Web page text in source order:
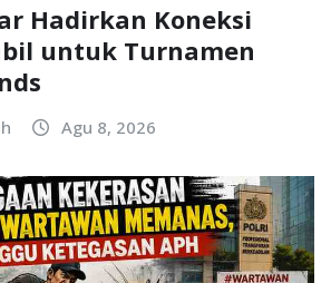
Hadirkan Koneksi
untuk Turnamen
Agu 8, 2026